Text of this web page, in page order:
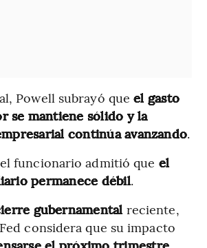
Powell subrayó queel gasto
se mantiene sólido y la
continúa avanzando.
funcionario admitió que el
permanece débil.
gubernamentalreciente,
considera que su impacto